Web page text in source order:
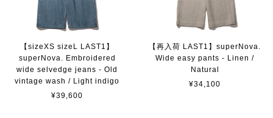
【sizeXS sizeL LAST1】
superNova. Embroidered
wide selvedge jeans - Old
vintage wash / Light indigo
¥39,600
【再入荷 LAST1】superNova.
Wide easy pants - Linen /
Natural
¥34,100